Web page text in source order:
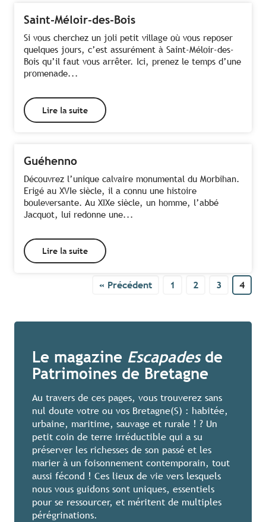
Saint-Méloir-des-Bois
Si vous cherchez un joli petit village où vous reposer
quelques jours, c’est assurément à Saint-Méloir-des-
Bois qu’il faut vous arrêter. Ici, prenez le temps d’une
promenade...
Lire la suite
Guéhenno
Découvrez l’unique calvaire monumental du Morbihan.
Erigé au XVIe siècle, il a connu une histoire
bouleversante. Au XIXe siècle, un homme, l’abbé
Jacquot, lui redonne une...
Lire la suite
« Précédent 1 2 3 4
Le magazine Escapadesde
Patrimoines de Bretagne
Au travers de ces pages, vous trouverez sans
nul doute votre ou vos Bretagne(S) : habitée,
urbaine, maritime, sauvage et rurale ! ? Un
petit coin de terre irréductible qui a su
préserver les richesses de son passé et les
marier à un foisonnement contemporain, tout
aussi fécond ! Ces lieux de vie vers lesquels
nous vous guidons sont uniques, essentiels
pour se ressourcer, et méritent de multiples
pérégrinations.